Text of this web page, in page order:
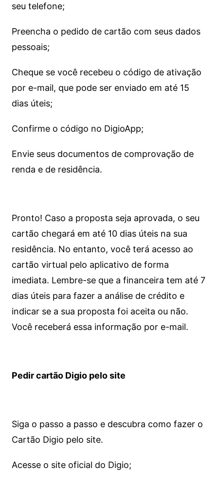
seu telefone;
Preencha o pedido de cartão com seus dados
pessoais;
Cheque se você recebeu o código de ativação
por e-mail, que pode ser enviado em até 15
dias úteis;
Confirme o código no DigioApp;
Envie seus documentos de comprovação de
renda e de residência.
Pronto! Caso a proposta seja aprovada, o seu
cartão chegará em até 10 dias úteis na sua
residência. No entanto, você terá acesso ao
cartão virtual pelo aplicativo de forma
imediata. Lembre-se que a financeira tem até 7
dias úteis para fazer a análise de crédito e
indicar se a sua proposta foi aceita ou não.
Você receberá essa informação por e-mail.
Pedir cartão Digio pelo site
Siga o passo a passo e descubra como fazer o
Cartão Digio pelo site.
Acesse o site oficial do Digio;